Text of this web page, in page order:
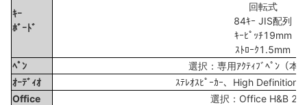
ｷｰ
ﾎﾞｰﾄﾞ
回転式
84ｷｰ JIS配列
ｷｰﾋﾟｯﾁ19mm
ｽﾄﾛｰｸ1.5mm
ﾍﾟﾝ
選択：専用ｱｸﾃｨﾌﾞﾍﾟﾝ（本
ｵｰﾃﾞｨｵ
ｽﾃﾚｵｽﾋﾟｰｶｰ、High Definition
Office
選択：Office H&B